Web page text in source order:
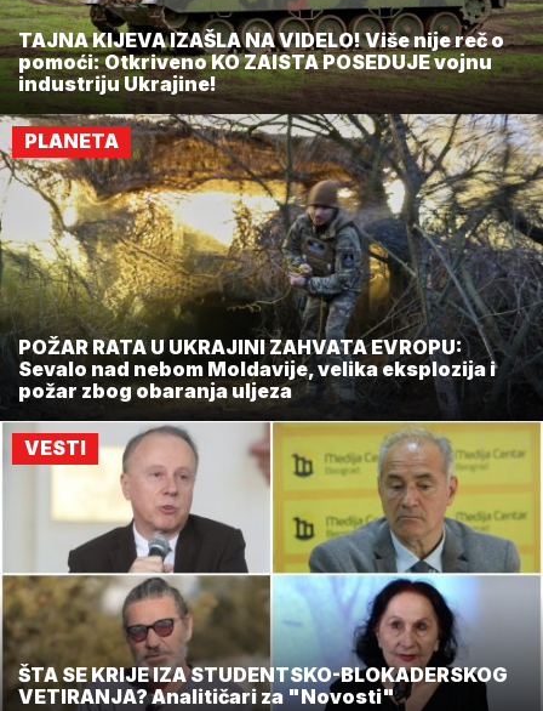
TAJNA KIJEVA IZAŠLA NA VIDELO! Više nije reč o
pomoći: Otkriveno KO ZAISTA POSEDUJE vojnu
industriju Ukrajine!
PLANETA
POŽAR RATA U UKRAJINI ZAHVATA EVROPU:
Sevalo nad nebom Moldavije, velika eksplozija i
požar zbog obaranja uljeza
VESTI
ŠTA SE KRIJE IZA STUDENTSKO-BLOKADERSKOG
VETIRANJA? Analitičari za "Novosti"